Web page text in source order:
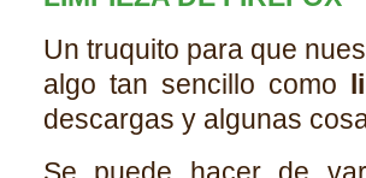
Un truquito para que
algo tan sencillo como
descargas y algunas